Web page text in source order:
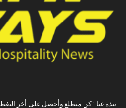
نبذة عنا : كن متطلع وأحصل على أخر